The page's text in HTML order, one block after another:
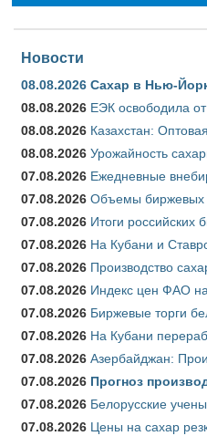
Новости
08.08.2026 Сахар в Нью-
08.08.2026 ЕЭК освободила
08.08.2026 Казахстан:
08.08.2026 Урожайность
07.08.2026 Ежедневные
07.08.2026 Объемы биржевых
07.08.2026 Итоги российских
07.08.2026 На Кубани и
07.08.2026 Производство
07.08.2026 Индекс цен ФАО
07.08.2026 Биржевые торги
07.08.2026 На Кубани
07.08.2026 Азербайджан:
07.08.2026 Прогноз
07.08.2026 Белорусские
07.08.2026 Цены на сахар